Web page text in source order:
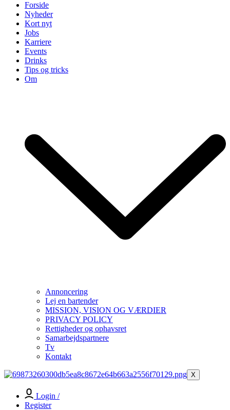
Forside
Nyheder
Kort nyt
Jobs
Karriere
Events
Drinks
Tips og tricks
Om
Annoncering
Lej en bartender
MISSION, VISION OG VÆRDIER
PRIVACY POLICY
Rettigheder og ophavsret
Samarbejdspartnere
Tv
Kontakt
X
Login /
Register